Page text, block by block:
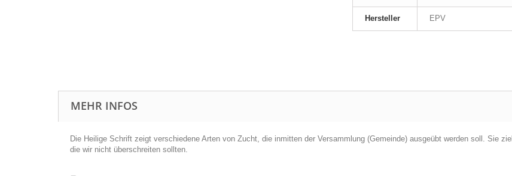
Hersteller EPV
MEHR INFOS
Die Heilige Schrift zeigt verschiedene Arten von Zucht, die inmitten der Versammlung (Gemeinde) ausgeübt werden soll. Sie
die wir nicht überschreiten sollten.